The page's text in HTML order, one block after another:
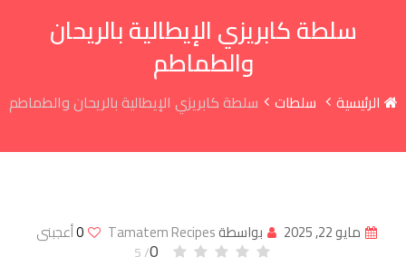
سلطة كابريزي الإيطالية بالريحان
والطماطم
الرئيسية سلطات سلطة كابريزي الإيطالية بالريحان والطماطم
مايو 22, 2025 بواسطةTamatem Recipes
0أعجبنى
/ 5